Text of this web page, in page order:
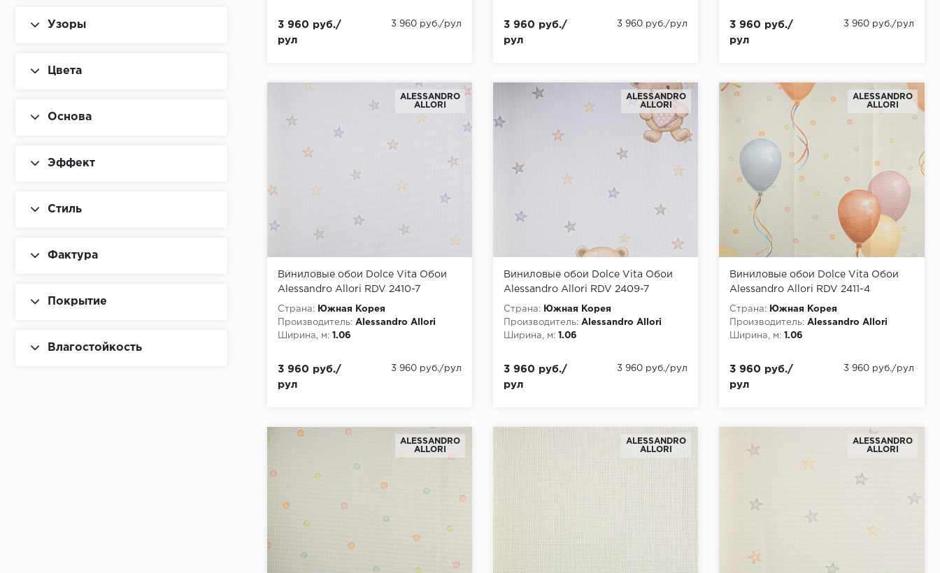
Узоры
Цвета
Основа
Эффект
Стиль
Фактура
Покрытие
Влагостойкость
3 960 руб./
рул
3 960 руб./рул
3 960 руб./
рул
3 960 руб./рул
3 960 руб./
рул
3 960 руб./рул
ALESSANDRO
ALLORI
Виниловые обои Dolce Vita Обои
Alessandro Allori RDV 2410-7
Страна:
Южная Корея
Производитель: Alessandro Allori
Ширина, м: 1.06
3 960 руб./
рул
3 960 руб./рул
ALESSANDRO
ALLORI
Виниловые обои Dolce Vita Обои
Alessandro Allori RDV 2409-7
Страна:
Южная Корея
Производитель: Alessandro Allori
Ширина, м: 1.06
3 960 руб./
рул
3 960 руб./рул
ALESSANDRO
ALLORI
Виниловые обои Dolce Vita Обои
Alessandro Allori RDV 2411-4
Страна:
Южная Корея
Производитель: Alessandro Allori
Ширина, м: 1.06
3 960 руб./
рул
3 960 руб./рул
ALESSANDRO
ALLORI
ALESSANDRO
ALLORI
ALESSANDRO
ALLORI